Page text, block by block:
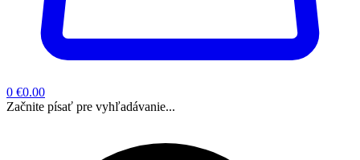
0 €0.00
Začnite písať pre vyhľadávanie...